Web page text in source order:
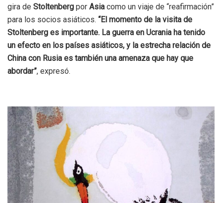
gira de Stoltenberg por Asia como un viaje de “reafirmación”
para los socios asiáticos. “El momento de la visita de
Stoltenberg es importante. La guerra en Ucrania ha tenido
un efecto en los países asiáticos, y la estrecha relación de
China con Rusia es también una amenaza que hay que
abordar”, expresó.